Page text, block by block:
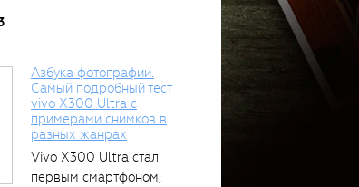
Азбука фотографии.
Самый подробный тест
vivo X300 Ultra с
примерами снимков в
разных жанрах
Vivo X300 Ultra стал
первым смартфоном,